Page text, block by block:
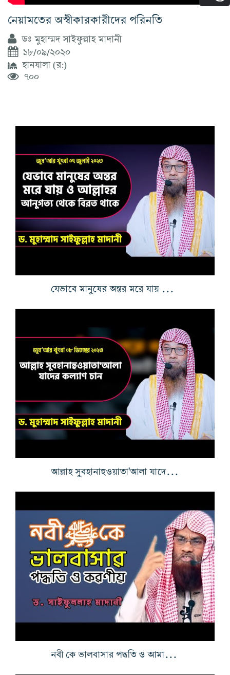
নেয়ামতের অস্বীকারকারীদের পরিনতি
ডঃ মুহাম্মদ সাইফুল্লাহ মাদানী
১৮/০৯/২০২০
হানযালা (র:)
৭০০
আল্লাহ সুবহানাহুওয়াতা'আলা যাদের কল্যাণ চান
নবী কে ভালবাসার পদ্ধতি ও আমাদের করণীয়